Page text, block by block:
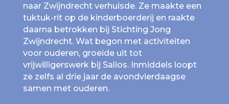
naar Zwijndrecht verhuisde. Ze maakte een
tuktuk-rit op de kinderboerderij en raakte
daarna betrokken bij Stichting Jong
Zwijndrecht. Wat begon met activiteiten
voor ouderen, groeide uit tot
vrijwilligerswerk bij Salios. Inmiddels loopt
ze zelfs al drie jaar de avondvierdaagse
samen met ouderen.